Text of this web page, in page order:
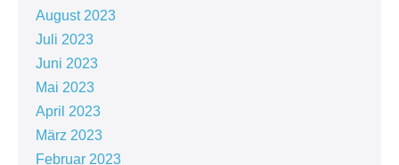
August 2023
Juli 2023
Juni 2023
Mai 2023
April 2023
März 2023
Februar 2023